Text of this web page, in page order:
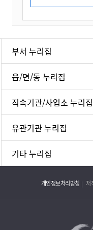
부서 누리집
읍/면/동 누리집
직속기관/사업소 누리집
유관기관 누리집
기타 누리집
개인정보처리방침 저